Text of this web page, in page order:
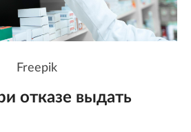
Freepik
отказе выдать